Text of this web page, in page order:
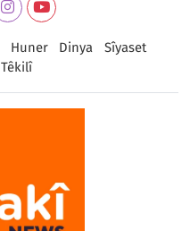
Huner Dinya
Sîyaset
Têkilî